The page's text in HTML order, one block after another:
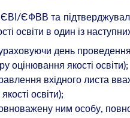
ЄВІ/ЄФВВ та
освіти в один із
день
оцінювання якості освіти);
вхідного листа
освіти);
ним особу,